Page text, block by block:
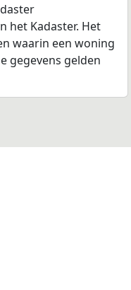
het Kadaster. Het
waarin een woning
gegevens gelden